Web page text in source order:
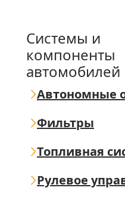
Системы и
компоненты
автомобилей
Автономные
Фильтры
Топливная
Рулевое